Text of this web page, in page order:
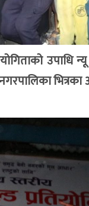
उपाधि